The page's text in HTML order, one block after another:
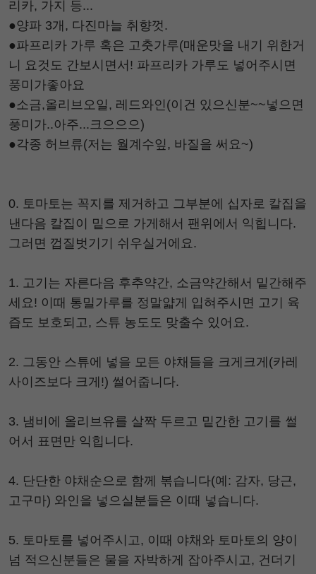
리카, 가지 등...
●양파 3개, 다진마늘 취향껏.
●파프리카 가루 혹은 고춧가루(매운맛을 내기 위한거
니 요것도 간보시면서! 파프리카 가루도 넣어주시면
풍미가좋아요
●소금,올리브오일, 레드와인(이건 있으신분~~넣으면
풍미가..아주...크으으으)
●각종 허브류(저는 월계수잎, 바질을 써요~)
0. 토마토는 꼭지를 제거하고 그부분에 십자로 칼집을
낸다음 칼집이 밑으로 가게해서 팬위에서 익힙니다.
그러면 껍질벗기기 쉬우실거에요.
1. 고기는 자른다음 후추약간, 소금약간해서 밑간해주
세요! 이때 통밀가루를 정말얇게 입혀주시면 고기 육
즙도 보호되고, 스튜 농도도 맞출수 있어요.
2. 그동안 스튜에 넣을 모든 야채들을 크게크게(카레
사이즈보다 크게!) 썰어줍니다.
3. 냄비에 올리브유를 살짝 두르고 밑간한 고기를 썰
어서 표면만 익힙니다.
4. 단단한 야채순으로 함께 볶습니다(예: 감자, 당근,
고구마) 와인을 넣으실분들은 이때 넣습니다.
5. 토마토를 넣어주시고, 이때 야채와 토마토의 양이
넘 적으신분들은 물을 자박하게 잡아주시고, 건더기